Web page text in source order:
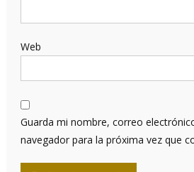
Web
Guarda mi nombre, correo
navegador para la próxima vez que